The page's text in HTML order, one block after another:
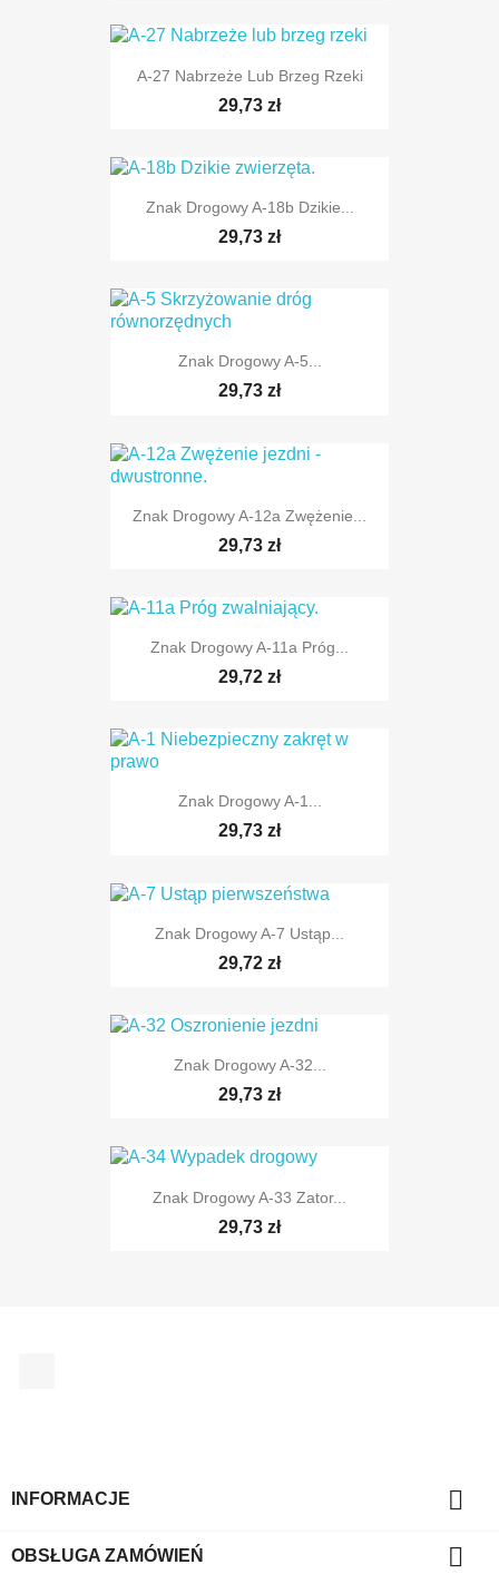
A-27 Nabrzeże Lub Brzeg Rzeki
29,73 zł
Znak Drogowy A-18b Dzikie...
29,73 zł
Znak Drogowy A-5...
29,73 zł
TYLKO ONLINE
Znak Drogowy A-12a Zwężenie...
29,73 zł
Znak Drogowy A-11a Próg...
29,72 zł
Znak Drogowy A-1...
29,73 zł
Znak Drogowy A-7 Ustąp...
29,72 zł
Znak Drogowy A-32...
29,73 zł
Znak Drogowy A-33 Zator...
29,73 zł
INFORMACJE 
OBSŁUGA ZAMÓWIEŃ 